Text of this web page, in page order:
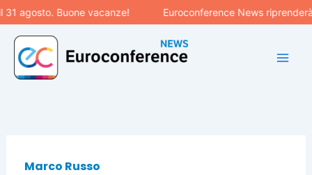
Vai
al
contenuto
agosto. Buone vacanze! Euroconference News
Marco Russo